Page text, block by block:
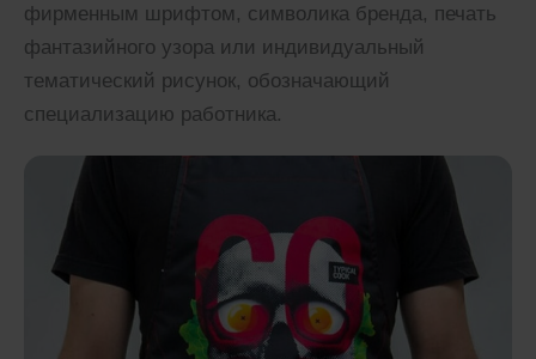
фирменным шрифтом, символика бренда, печать
фантазийного узора или индивидуальный
тематический рисунок, обозначающий
специализацию работника.